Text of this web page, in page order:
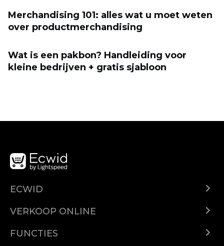
Merchandising 101: alles wat u moet weten
over productmerchandising
Wat is een pakbon? Handleiding voor
kleine bedrijven + gratis sjabloon
ECWID
Prijzen
Helpcentrum
VERKOOP ONLINE
Verkopen op Facebook
FUNCTIES